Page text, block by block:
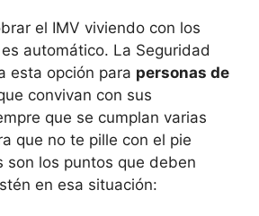
el IMV viviendo con los
automático. La Seguridad
esta opción para personas de
convivan con sus
que se cumplan varias
que no te pille con el pie
son los puntos que deben
en esa situación: